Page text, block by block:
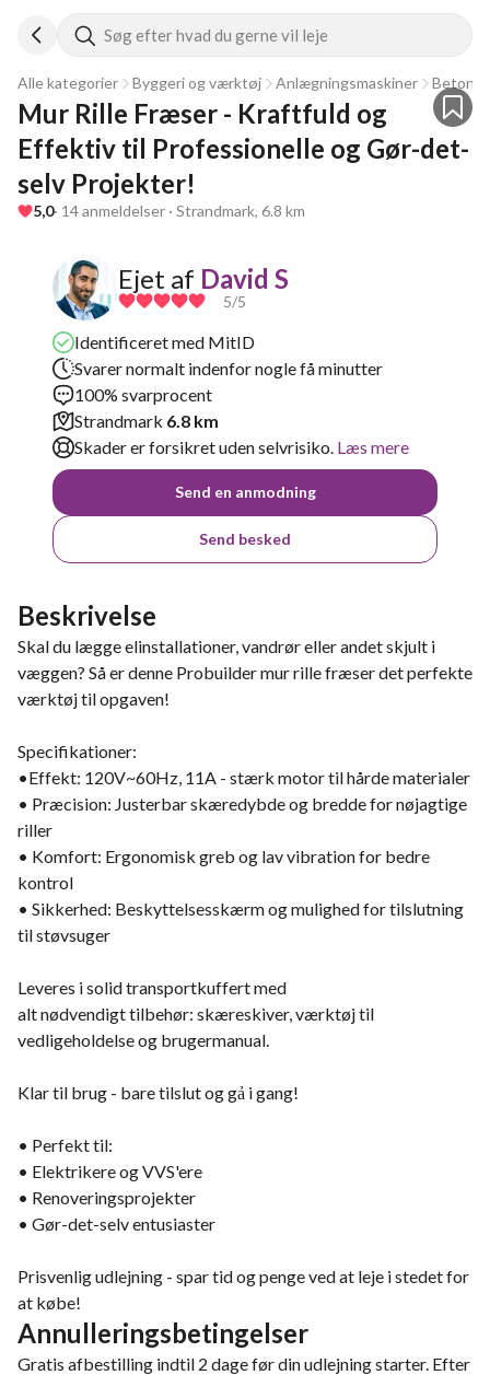
Søg efter hvad du gerne vil leje
Alle kategorier Byggeri og værktøj Anlægningsmaskiner Beton
Mur Rille Fræser - Kraftfuld og
Effektiv til Professionelle og Gør-det-
selv Projekter!
5,0· 14 anmeldelser · Strandmark, 6.8 km
Ejet af David S
5/5
Identificeret med MitID
Svarer normalt indenfor nogle få minutter
100% svarprocent
Strandmark 6.8 km
Skader er forsikret uden selvrisiko. Læs mere
Send en anmodning
Send besked
Beskrivelse
Skal du lægge elinstallationer, vandrør eller andet skjult i
væggen? Så er denne Probuilder mur rille fræser det perfekte
værktøj til opgaven!
Specifikationer:
•Effekt: 120V~60Hz, 11A - stærk motor til hårde materialer
• Præcision: Justerbar skæredybde og bredde for nøjagtige
riller
• Komfort: Ergonomisk greb og lav vibration for bedre
kontrol
• Sikkerhed: Beskyttelsesskærm og mulighed for tilslutning
til støvsuger
Leveres i solid transportkuffert med
alt nødvendigt tilbehør: skæreskiver, værktøj til
vedligeholdelse og brugermanual.
Klar til brug - bare tilslut og gả i gang!
• Perfekt til:
• Elektrikere og VVS'ere
• Renoveringsprojekter
• Gør-det-selv entusiaster
Prisvenlig udlejning - spar tid og penge ved at leje i stedet for
at købe!
Annulleringsbetingelser
Gratis afbestilling indtil 2 dage før din udlejning starter. Efter